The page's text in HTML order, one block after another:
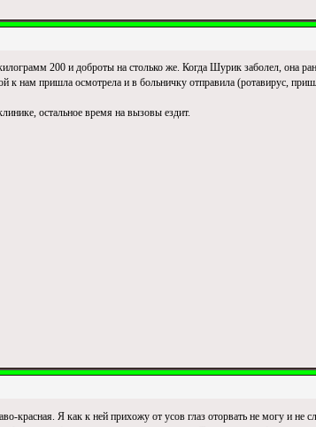
200 и доброты на столько же. Когда Шурик заболел, она
к нам пришла осмотрела и в больничку отправила (ротавирус,
остальное время на вызовы ездит.
красная. Я как к ней прихожу от усов глаз оторвать не могу и